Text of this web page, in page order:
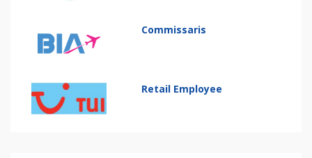
Commissaris
Retail Employee